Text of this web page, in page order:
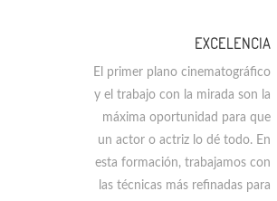
EXCELENCIA
El primer plano cinematográfico
y el trabajo con la mirada son la
máxima oportunidad para que
un actor o actriz lo dé todo. En
esta formación, trabajamos con
las técnicas más refinadas para